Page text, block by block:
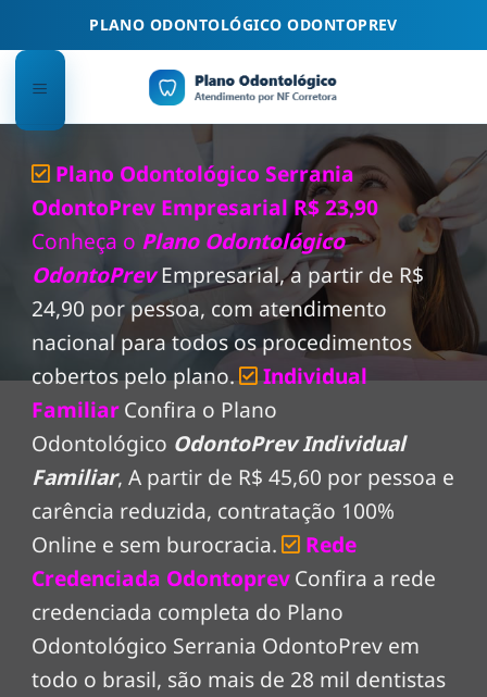
PLANO ODONTOLÓGICO ODONTOPREV
Plano Odontológico Serrania
OdontoPrev Empresarial R$ 23,90
Conheça o Plano Odontológico
OdontoPrev Empresarial, a partir de R$
24,90 por pessoa, com atendimento
nacional para todos os procedimentos
cobertos pelo plano.
Individual
FamiliarConfira o Plano
Odontológico OdontoPrev Individual
Familiar, A partir de R$ 45,60 por pessoa e
carência reduzida, contratação 100%
Online e sem burocracia.
Rede
Credenciada OdontoprevConfira a rede
credenciada completa do Plano
Odontológico Serrania OdontoPrev em
todo o brasil, são mais de 28 mil dentistas